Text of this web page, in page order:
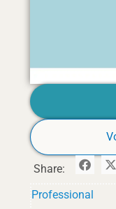
Share:
Professional